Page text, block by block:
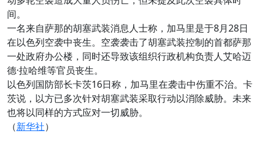
间。
一名来自萨那的胡塞武装消息人士称，加马里是于8月28日
在以色列空袭中丧生。空袭袭击了胡塞武装控制的首都萨那
一处政府办公楼，同时还导致该组织行政机构负责人艾哈迈
德·拉哈维等官员丧生。
以色列国防部长卡茨16日称，加马里在袭击中伤重不治。卡
茨说，以方已多次针对胡塞武装采取行动以消除威胁。未来
也将以同样的方式应对一切威胁。
（新华社）